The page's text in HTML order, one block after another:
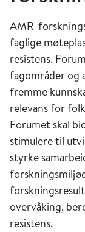
AMR-
faglige
resistens.
fagområder og
fremme
relevans for
Forumet skal
stimulere til
styrke
overvåking,
resistens.